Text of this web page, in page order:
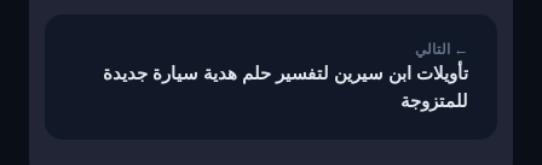
تأويلات ابن سيرين لتفسير حلم هدية سيارة جديدة
للمتزوجة